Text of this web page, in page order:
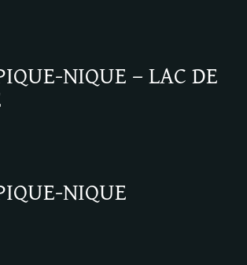
NIQUE – LAC DE
NIQUE